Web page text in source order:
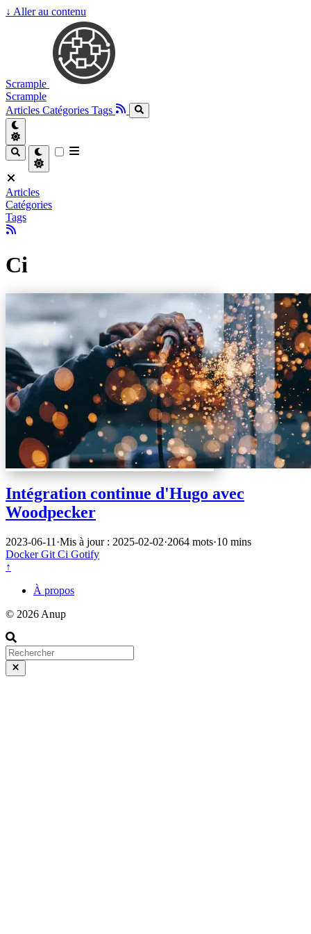
↓ Aller au contenu
Scrample
Scrample
Articles Catégories Tags
Articles
Catégories
Tags
Ci
Intégration continue d'Hugo avec
Woodpecker
2023-06-11 ·Mis à jour : 2025-02-02·2064 mots·10 mins
DockerGit Ci Gotify
↑
À propos
© 2026 Anup